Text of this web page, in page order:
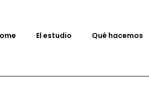
El estudio Qué hacemos